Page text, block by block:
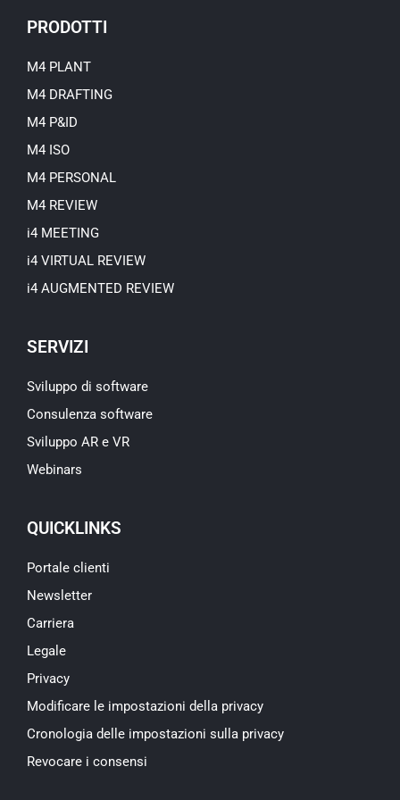
u
b
PRODOTTI
M4 PLANT
M4 DRAFTING
M4 P&ID
M4 ISO
M4 PERSONAL
M4 REVIEW
i4 MEETING
i4 VIRTUAL REVIEW
i4 AUGMENTED REVIEW
SERVIZI
Sviluppo di software
Consulenza software
Sviluppo AR e VR
Webinars
QUICKLINKS
Portale clienti
Newsletter
Carriera
Legale
Privacy
Modificare le impostazioni della privacy
Cronologia delle impostazioni sulla privacy
Revocare i consensi